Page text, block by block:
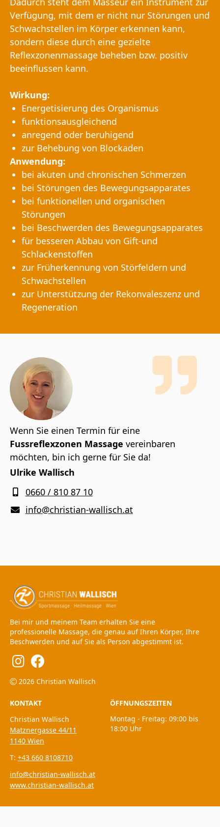
Verfügung, mit dem er nicht nur Störungen und
Schwachstellen im Körper erkennen kann,
sondern diese durch eine gezielte
Reflexzonenmassage beheben bzw. positiv
beeinflussen kann.
Wirkung:
Energetisierung des Organismus
funktionsausgleichend
anregend oder beruhigend
zur Behebung von Blockaden
Anwendung:
bei akuten und chronischen Schmerzen
bei Störungen des Bewegungsapparates
bei funktionellen und organischen
Störungen
bei Beschwerden des Bewegungsapparates
für besseren Abbau von Gift-und
Schlackenstoffen
zur Früherkennung von Störfeldern und
Schwachstellen
zur Unterstützung der Rekonvaleszenz und
Regeneration
Wenn Sie einen Termin für eine
Fussreflexzonen Massage vereinbaren
möchten, bin ich gerne für Sie da!
Ulrike Wallisch
0660 / 810 87 10
info@christian-wallisch.at
Bei mir und meinem Team erhalten Sie eine
professionelle Massage, die genau auf Ihren Körper, Ihre
Beschwerden und auf Sie als Person abgestimmt ist.
2026 Christian Wallisch
KONTAKT
Christian Wallisch
Matznergasse 44/11
1140 Wien
T: +43 660 8108710
info@christian-wallisch.at
www.christian-wallisch.at
ÖFFNUNGSZEITEN
Montag - Freitag: 09:00 bis
18:00 Uhr